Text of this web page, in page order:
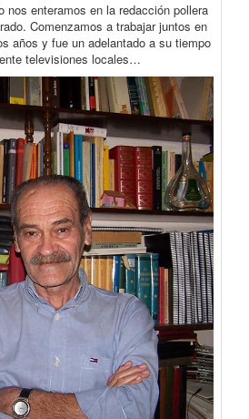
enteramos en la redacción pollera
Comenzamos a trabajar juntos en
años y fue un adelantado a su tiempo
televisiones locales…